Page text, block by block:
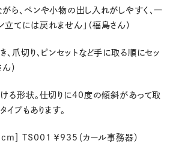
がら、ペンや小物の出し入れがしやすく、一
てには戻れません」（福島さん）
、爪切り、ピンセットなど手に取る順にセッ
）
ける形状。仕切りに40度の傾斜があって取
イプもあります。
TS001￥ 935 （カール事務器）